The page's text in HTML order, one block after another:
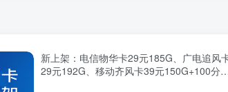
新上架：电信物华卡29元185G、广电追风
29元192G、移动齐风卡39元150G+100分